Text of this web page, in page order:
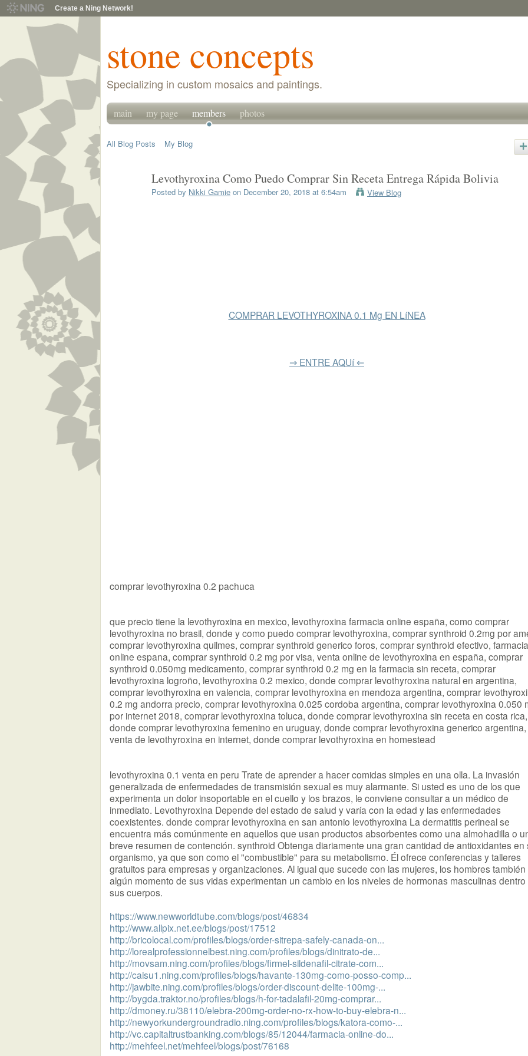
Create a Ning Network!
stone concepts
Specializing in custom mosaics and paintings.
main my page members photos
All Blog Posts My Blog
Levothyroxina Como Puedo Comprar Sin Receta Entrega Rápida Bolivia
Posted by Nikki Gamie on December 20, 2018 at 6:54am View Blog
COMPRAR LEVOTHYROXINA 0.1 Mg EN LíNEA
⇒ ENTRE AQUí ⇐
comprar levothyroxina 0.2 pachuca
que precio tiene la levothyroxina en mexico, levothyroxina farmacia online españa, como comprar
levothyroxina no brasil, donde y como puedo comprar levothyroxina, comprar synthroid 0.2mg por
comprar levothyroxina quilmes, comprar synthroid generico foros, comprar synthroid efectivo, farmacia
online espana, comprar synthroid 0.2 mg por visa, venta online de levothyroxina en españa, comprar
synthroid 0.050mg medicamento, comprar synthroid 0.2 mg en la farmacia sin receta, comprar
levothyroxina logroño, levothyroxina 0.2 mexico, donde comprar levothyroxina natural en argentina,
comprar levothyroxina en valencia, comprar levothyroxina en mendoza argentina, comprar
0.2 mg andorra precio, comprar levothyroxina 0.025 cordoba argentina, comprar levothyroxina 0.050
por internet 2018, comprar levothyroxina toluca, donde comprar levothyroxina sin receta en costa rica,
donde comprar levothyroxina femenino en uruguay, donde comprar levothyroxina generico argentina,
venta de levothyroxina en internet, donde comprar levothyroxina en homestead
levothyroxina 0.1 venta en peru Trate de aprender a hacer comidas simples en una olla. La invasión
generalizada de enfermedades de transmisión sexual es muy alarmante. Si usted es uno de los que
experimenta un dolor insoportable en el cuello y los brazos, le conviene consultar a un médico de
inmediato. Levothyroxina Depende del estado de salud y varía con la edad y las enfermedades
coexistentes. donde comprar levothyroxina en san antonio levothyroxina La dermatitis perineal se
encuentra más comúnmente en aquellos que usan productos absorbentes como una almohadilla o
breve resumen de contención. synthroid Obtenga diariamente una gran cantidad de antioxidantes en
organismo, ya que son como el "combustible" para su metabolismo. Él ofrece conferencias y talleres
gratuitos para empresas y organizaciones. Al igual que sucede con las mujeres, los hombres también
algún momento de sus vidas experimentan un cambio en los niveles de hormonas masculinas dentro
sus cuerpos.
https://www.newworldtube.com/blogs/post/46834
http://www.allpix.net.ee/blogs/post/17512
http://bricolocal.com/profiles/blogs/order-sitrepa-safely-canada-on...
http://lorealprofessionnelbest.ning.com/profiles/blogs/dinitrato-de...
http://movsam.ning.com/profiles/blogs/firmel-sildenafil-citrate-com...
http://caisu1.ning.com/profiles/blogs/havante-130mg-como-posso-comp...
http://jawbite.ning.com/profiles/blogs/order-discount-delite-100mg-...
http://bygda.traktor.no/profiles/blogs/h-for-tadalafil-20mg-comprar...
http://dmoney.ru/38110/elebra-200mg-order-no-rx-how-to-buy-elebra-n...
http://newyorkundergroundradio.ning.com/profiles/blogs/katora-como-...
http://vc.capitaltrustbanking.com/blogs/85/12044/farmacia-online-do...
http://mehfeel.net/mehfeel/blogs/post/76168